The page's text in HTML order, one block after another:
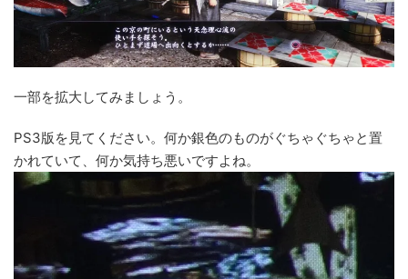
一部を拡大してみましょう。
PS3版を見てください。何か銀色のものがぐちゃぐちゃと置
かれていて、何か気持ち悪いですよね。